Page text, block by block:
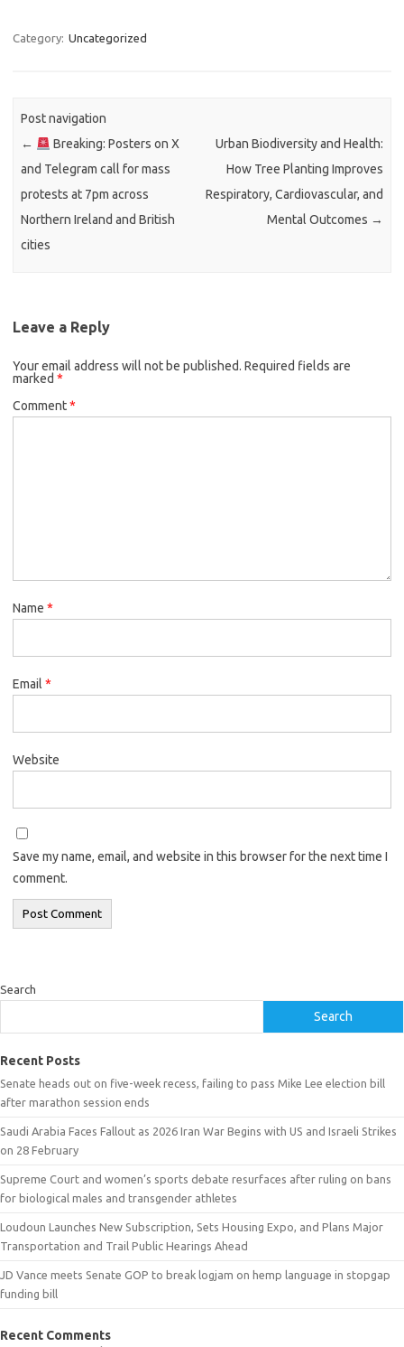
Category: Uncategorized
Post navigation
←
Breaking: Posters on X
and Telegram call for mass
protests at 7pm across
Northern Ireland and British
cities
Urban Biodiversity and Health:
How Tree Planting Improves
Respiratory, Cardiovascular, and
Mental Outcomes →
Leave a Reply
Your email address will not be published. Required fields are
marked *
Comment*
Name *
Email *
Website
Save my name, email, and website in this browser for the next time I
comment.
Search
Search
Recent Posts
Senate heads out on five-week recess, failing to pass Mike Lee election bill
after marathon session ends
Saudi Arabia Faces Fallout as 2026 Iran War Begins with US and Israeli Strikes
on 28 February
Supreme Court and women’s sports debate resurfaces after ruling on bans
for biological males and transgender athletes
Loudoun Launches New Subscription, Sets Housing Expo, and Plans Major
Transportation and Trail Public Hearings Ahead
JD Vance meets Senate GOP to break logjam on hemp language in stopgap
funding bill
Recent Comments